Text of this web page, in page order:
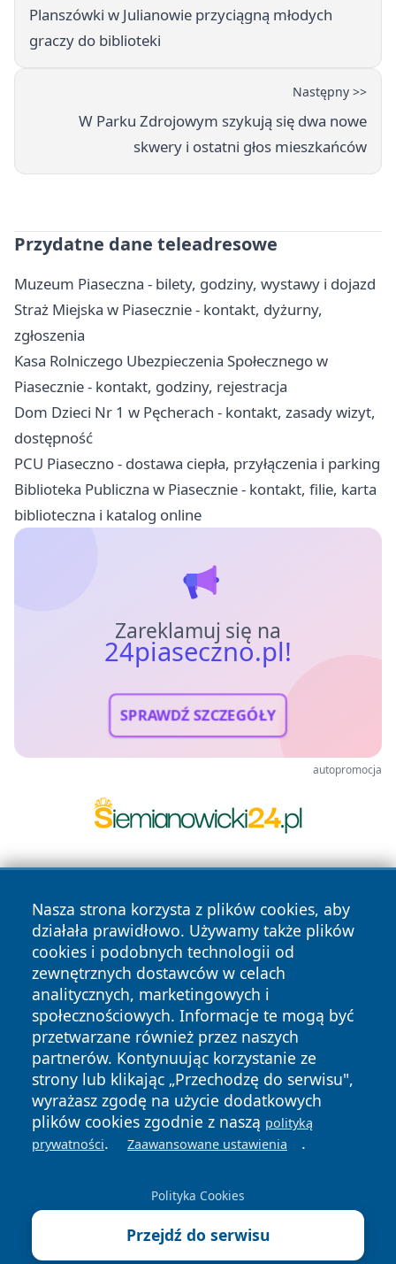
Planszówki w Julianowie przyciągną młodych
graczy do biblioteki
Następny >>
W Parku Zdrojowym szykują się dwa nowe
skwery i ostatni głos mieszkańców
Przydatne dane teleadresowe
Muzeum Piaseczna - bilety, godziny, wystawy i dojazd
Straż Miejska w Piasecznie - kontakt, dyżurny,
zgłoszenia
Kasa Rolniczego Ubezpieczenia Społecznego w
Piasecznie - kontakt, godziny, rejestracja
Dom Dzieci Nr 1 w Pęcherach - kontakt, zasady wizyt,
dostępność
PCU Piaseczno - dostawa ciepła, przyłączenia i parking
Biblioteka Publiczna w Piasecznie - kontakt, filie, karta
biblioteczna i katalog online
Zareklamuj się na
24piaseczno.pl!
SPRAWDŹ SZCZEGÓŁY
autopromocja
Nasza strona korzysta z plików cookies, aby
działała prawidłowo. Używamy także plików
cookies i podobnych technologii od
zewnętrznych dostawców w celach
analitycznych, marketingowych i
społecznościowych. Informacje te mogą być
przetwarzane również przez naszych
partnerów. Kontynuując korzystanie ze
strony lub klikając „Przechodzę do serwisu",
wyrażasz zgodę na użycie dodatkowych
plików cookies zgodnie z naszą polityką
prywatności. Zaawansowane ustawienia .
Polityka Cookies
Przejdź do serwisu
Copyright © 2026 24piaseczno.pl Wszystkie prawa
zastrzeżone.
News Autorzy
Polityka
Prywatności
Polityka
Cookies